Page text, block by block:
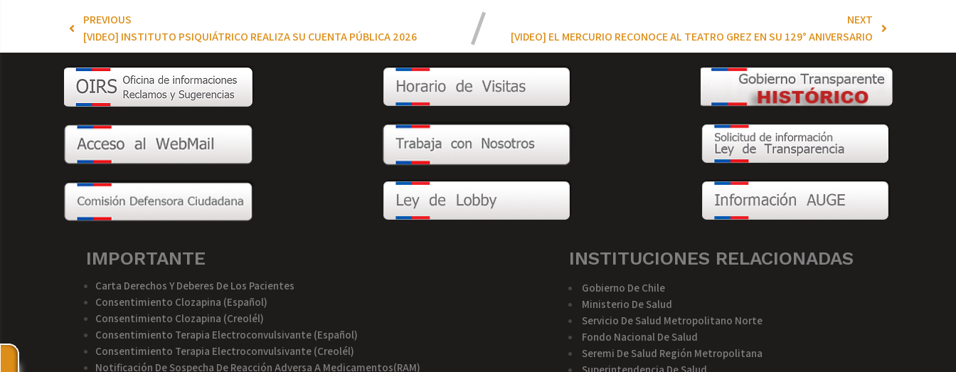
PREVIOUS
[VIDEO] INSTITUTO PSIQUIÁTRICO REALIZA SU CUENTA PÚBLICA 2026
NEXT
[VIDEO] EL MERCURIO RECONOCE AL TEATRO GREZ EN SU 129° ANIVERSARIO
IMPORTANTE
Carta Derechos Y Deberes De Los Pacientes
Consentimiento Clozapina (español)
Consentimiento Clozapina (creolél)
Consentimiento Terapia Electroconvulsivante (español)
Consentimiento Terapia Electroconvulsivante (creolél)
Notificación De Sospecha De Reacción Adversa A Medicamentos(RAM)
INSTITUCIONES RELACIONADAS
Gobierno De Chile
Ministerio De Salud
Servicio De Salud Metropolitano Norte
Fondo Nacional De Salud
Seremi De Salud Región Metropolitana
Superintendencia De Salud